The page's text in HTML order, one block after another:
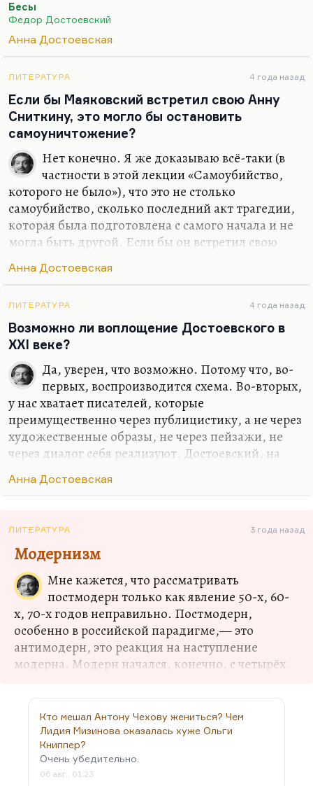
здесь есть перспективная довольно рифма. Когда
Победоносцев прочел присланную специально
Достоевским главу с Великим инквизитором (он
не мог себя не узнать, так мне кажется), тогда он
ему написал в ответ:«Я бы слог немного поправил»
То есть«у меня нет никаких возражений кроме по
части слога». Если это не парафраз, то это очень…
Бесы
Федор Достоевский
Анна Достоевская
ЛИТЕРАТУРА 4 года назад
Если бы Маяковский встретил свою Анну
Сниткину, это могло бы остановить
самоуничтожение?
Нет конечно. Я же доказываю всё-таки (в
частности в этой лекции «Самоубийство,
которого не было»), что это не столько
самоубийство, сколько последний акт трагедии,
которая была подготовлена с самого начала и не
могла быть другой. Если бы он встретил свою
Обратите внимание, сколь многие люди, в
кончали с собой, а особенно женщины: взять
Гумилину, взять Марию Денисову, взять ту же
саму Лилю Брик. Он не стал бы ни с кем
спасаться. Он стал бы, наоборот, губить, потому
что он вовлекает в свою орбиту очень внятно. Это
не его недостаток. Господи, а мало ли мы знаем
людей, которые своим самоубийством сподвигли
очень многих…
Анна Достоевская
ЛИТЕРАТУРА 4 года назад
Возможно ли воплощение Достоевского в
XXI веке?
Да, уверен, что возможно. Потому что, во-
первых, воспроизводится схема. Во-вторых,
у нас хватает писателей, которые
преимущественно через публицистику, а не через
художественные образы, не через пейзажи, не
через диалог себя реализуют. Достоевский, на
гениальный публицист и памфлетист. Такие
Видимо, это как-то связано с тем, что
публицистика и памфлетизм предполагают
желчность, постоянное раздражение, а это
эмоции у нас наиболее присущие консерваторам
и антилибералам.
Анна Достоевская
ЛИТЕРАТУРА 3 года назад
Модернизм
Мне кажется, что рассматривать
постмодерн только как явление 50-х, 60-
х, 70-х годов неправильно. Постмодерн,
особенно в российской парадигме,— это
антимодерн, это реакция на наступление
модерна. Модерн начался, конечно, с четырёх
революции в науке экономической
(марксистской), в науке биологической
(дарвинистской), в науке психологической
(фрейдистской) и в философии (ницшеанской).
Тут удивительное дело, что модерн, вообще
говоря,— это две мысли, два тезиса… ну три,
Кто мешал Антону Чехову жениться? Чем
Лидия Мизинова оказалась хуже Ольги
Книппер?
Очень убедительно.
06 авг., 01:23